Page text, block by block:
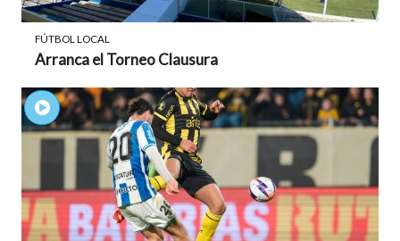
FÚTBOL LOCAL
Arranca el Torneo Clausura